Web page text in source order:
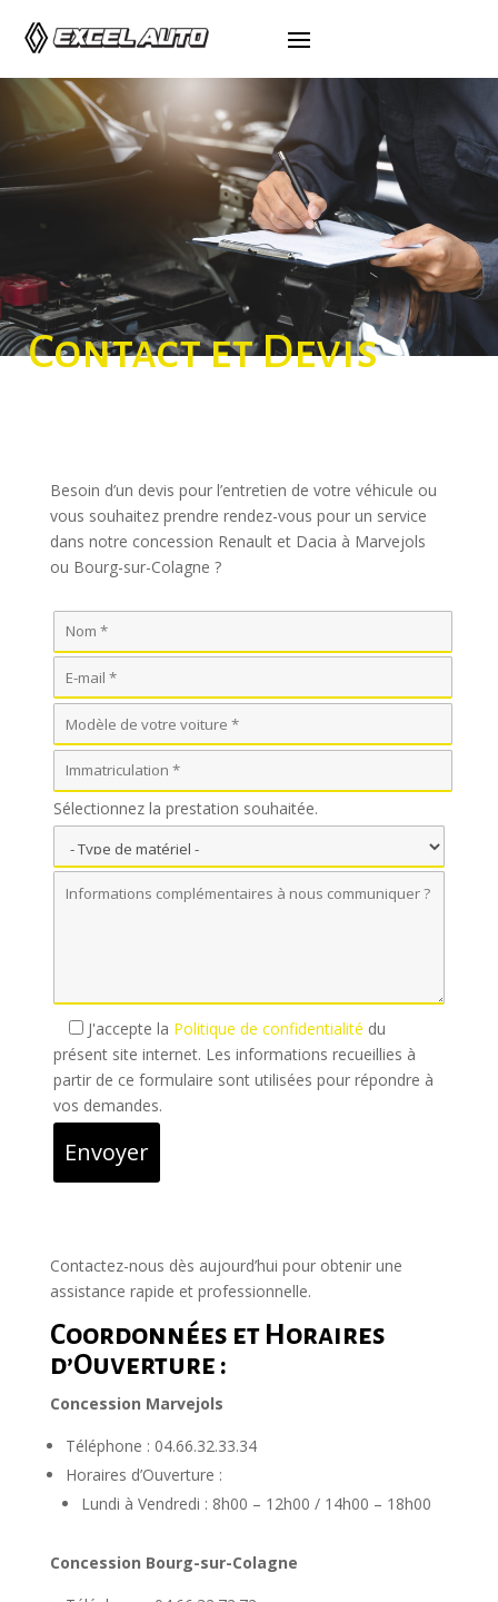
Contact et Devis
Besoin d’un devis pour l’entretien de votre véhicule ou
vous souhaitez prendre rendez-vous pour un service
dans notre concession Renault et Dacia à Marvejols
ou Bourg-sur-Colagne ?
Sélectionnez la prestation souhaitée.
J'accepte la Politique de confidentialité du
présent site internet. Les informations recueillies à
partir de ce formulaire sont utilisées pour répondre à
vos demandes.
Envoyer
Contactez-nous dès aujourd’hui pour obtenir une
assistance rapide et professionnelle.
Coordonnées et Horaires
d’Ouverture :
Concession Marvejols
Téléphone : 04.66.32.33.34
Horaires d’Ouverture :
Lundi à Vendredi : 8h00 – 12h00 / 14h00 – 18h00
Concession Bourg-sur-Colagne